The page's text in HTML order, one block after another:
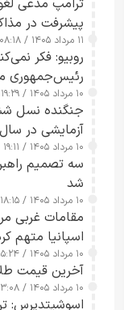
پیشرفت در
۱۱ مرداد ۱۴۰۵ / ۰۸:۱۸
روبیو: فکر
رئیس‌جمهوری
کسی که واقعاً
۱۰ مرداد ۱۴۰۵ / ۱۹:۲۹
آزمایشی در سال ۲۰۲۸ انجام می‌شود
۱۰ مرداد ۱۴۰۵ / ۱۹:۱۱
سه تصمیم
شد
۱۰ مرداد ۱۴۰۵ / ۱۸:۱۵
مقامات غربی
اسپانیا متهم
۱۰ مرداد ۱۴۰۵ / ۱۵:۲۴
آخرین قیمت طلا، سکه
۱۰ مرداد ۱۴۰۵ / ۱۳:۰۸
اسوشیتدپرس: